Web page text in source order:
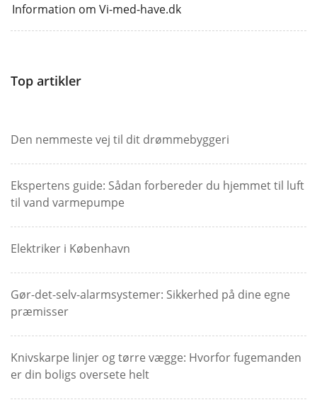
Information om Vi-med-have.dk
Top artikler
Den nemmeste vej til dit drømmebyggeri
Ekspertens guide: Sådan forbereder du hjemmet til luft
til vand varmepumpe
Elektriker i København
Gør-det-selv-alarmsystemer: Sikkerhed på dine egne
præmisser
Knivskarpe linjer og tørre vægge: Hvorfor fugemanden
er din boligs oversete helt